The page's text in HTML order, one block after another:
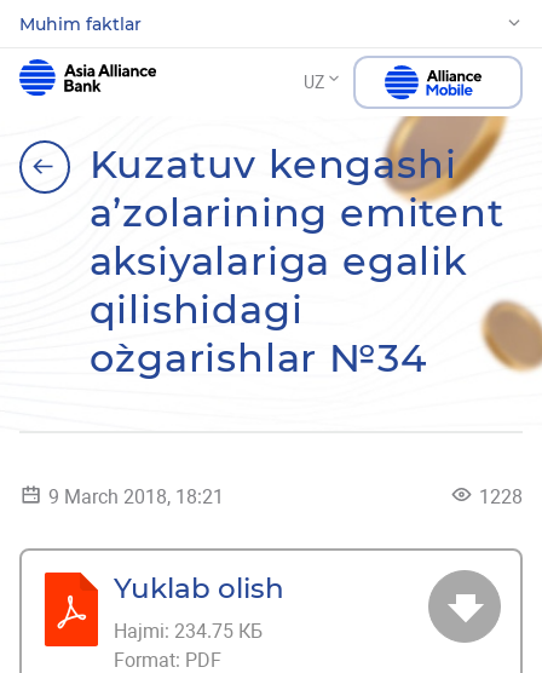
Muhim faktlar
UZ
Kuzatuv kengashi
a’zolarining emitent
aksiyalariga egalik
qilishidagi
o`zgarishlar №34
9 March 2018, 18:21 1228
Yuklab olish
Hajmi: 234.75 КБ
Format: PDF